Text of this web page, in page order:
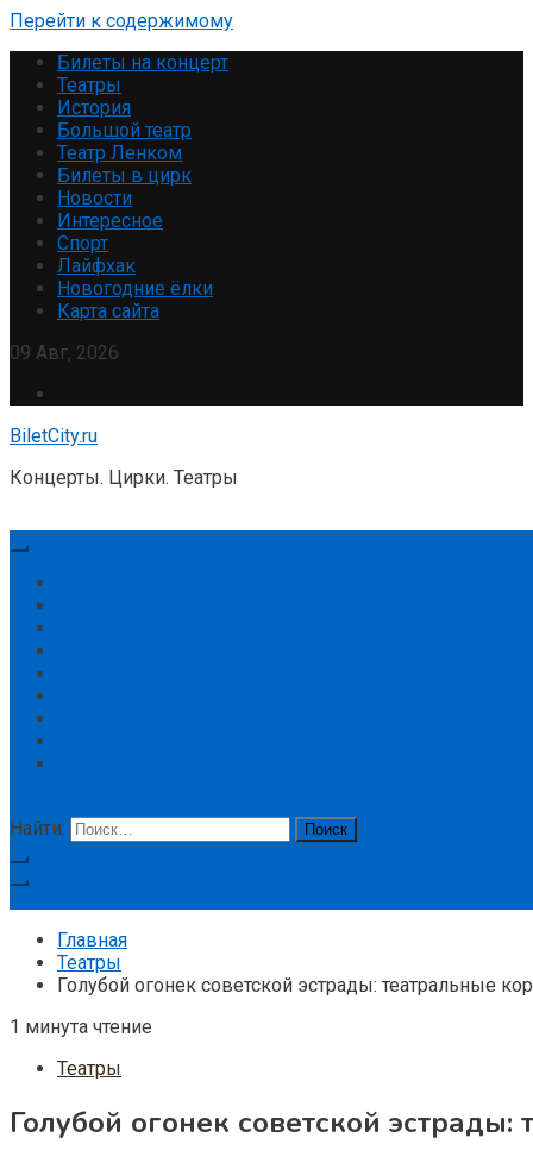
Перейти к содержимому
Билеты на концерт
Театры
История
Большой театр
Театр Ленком
Билеты в цирк
Новости
Интересное
Спорт
Лайфхак
Новогодние ёлки
Карта сайта
09 Авг, 2026
BiletCity.ru
Концерты. Цирки. Театры
Найти:
Главная
Театры
Голубой огонек советской эстрады: театральные
1 минута чтение
Театры
Голубой огонек советской